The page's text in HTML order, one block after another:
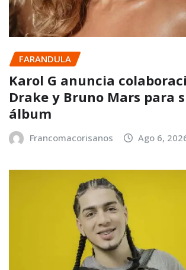
FARANDULA
Karol G anuncia
Drake y Bruno Mars para
álbum
Francomacorisanos Ago 6,